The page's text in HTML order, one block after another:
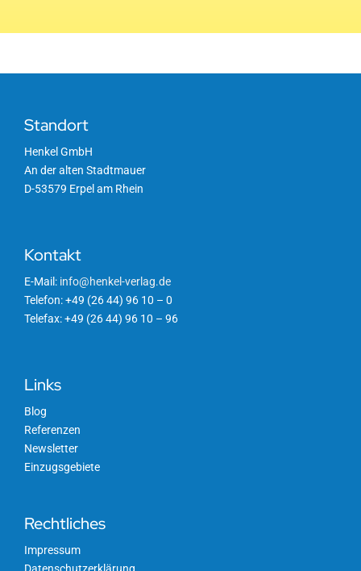
Standort
Henkel GmbH
An der alten Stadtmauer
D-53579 Erpel am Rhein
Kontakt
E-Mail: info@henkel-verlag.de
Telefon: +49 (26 44) 96 10 – 0
Telefax: +49 (26 44) 96 10 – 96
Links
Blog
Referenzen
Newsletter
Einzugsgebiete
Rechtliches
Impressum